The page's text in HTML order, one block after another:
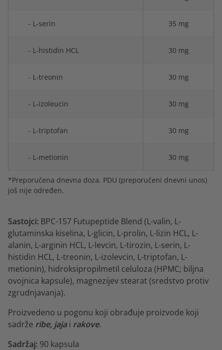
- L-serin 35 mg
- L-histidin HCL 30 mg
- L-treonin 30 mg
- L-izoleucin 30 mg
- L-triptofan 30 mg
- L-metionin 30 mg
*Preporučena dnevna doza. PDU (preporučeni dnevni unos)
još nije određen.
Sastojci: BPC-157 Futupeptide Blend (L-valin, L-
glutaminska kiselina, L-glicin, L-prolin, L-lizin HCL, L-
alanin, L-arginin HCL, L-levcin, L-tirozin, L-serin, L-
histidin HCL, L-treonin, L-izolevcin, L-triptofan, L-
metionin), hidroksipropilmetil celuloza (HPMC; biljna
ovojnica kapsule), magnezijev stearat (sredstvo protiv
zgrudnjavanja).
Proizvedeno u pogonu koji obrađuje proizvode koji
sadrže ribe, jajai rakove.
Sadržaj: 90 kapsula